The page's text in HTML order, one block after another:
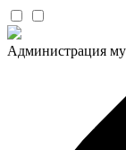
Администрация